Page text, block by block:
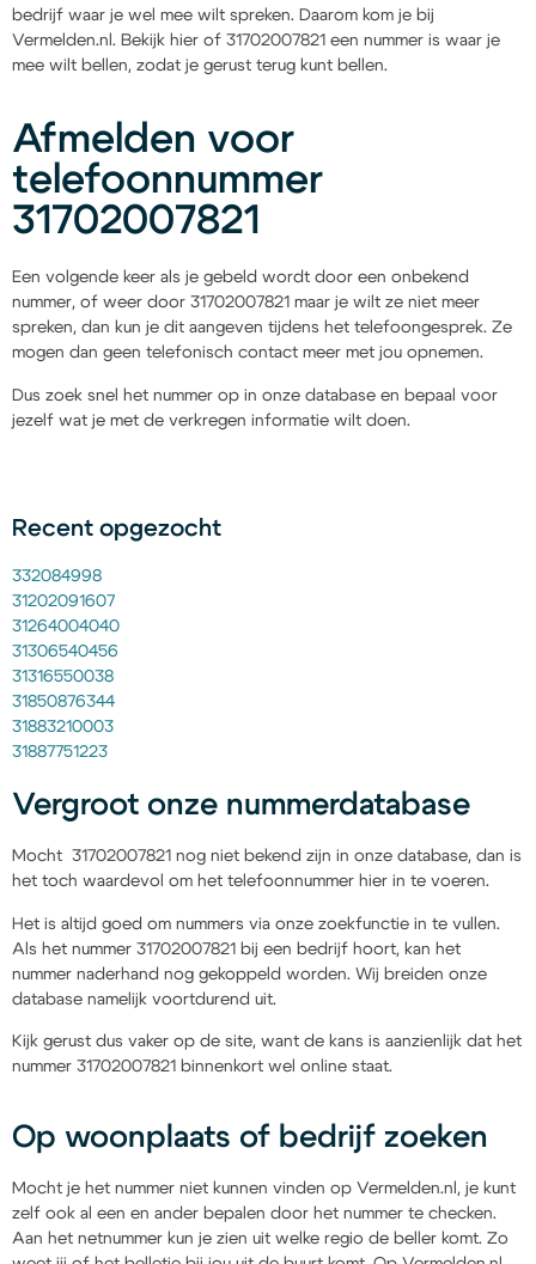
bedrijf waar je wel mee wilt spreken. Daarom kom je bij
Vermelden.nl. Bekijk hier of 31702007821 een nummer is waar je
mee wilt bellen, zodat je gerust terug kunt bellen.
Afmelden voor
telefoonnummer
31702007821
Een volgende keer als je gebeld wordt door een onbekend
nummer, of weer door 31702007821 maar je wilt ze niet meer
spreken, dan kun je dit aangeven tijdens het telefoongesprek. Ze
mogen dan geen telefonisch contact meer met jou opnemen.
Dus zoek snel het nummer op in onze database en bepaal voor
jezelf wat je met de verkregen informatie wilt doen.
Recent opgezocht
332084998
31202091607
31264004040
31306540456
31316550038
31850876344
31883210003
31887751223
Vergroot onze nummerdatabase
Mocht 31702007821 nog niet bekend zijn in onze database, dan is
het toch waardevol om het telefoonnummer hier in te voeren.
Het is altijd goed om nummers via onze zoekfunctie in te vullen.
Als het nummer 31702007821 bij een bedrijf hoort, kan het
nummer naderhand nog gekoppeld worden. Wij breiden onze
database namelijk voortdurend uit.
Kijk gerust dus vaker op de site, want de kans is aanzienlijk dat het
nummer 31702007821 binnenkort wel online staat.
Op woonplaats of bedrijf zoeken
Mocht je het nummer niet kunnen vinden op Vermelden.nl, je kunt
zelf ook al een en ander bepalen door het nummer te checken.
Aan het netnummer kun je zien uit welke regio de beller komt. Zo